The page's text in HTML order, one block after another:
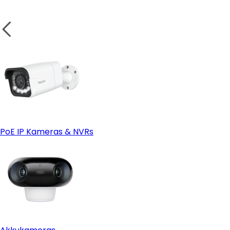
3. Speicheroptionen
4. Installation & Platzierung
PoE IP Kameras & NVRs